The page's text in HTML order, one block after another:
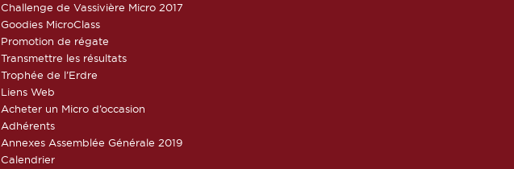
Challenge de Vassivière Micro 2017
Goodies MicroClass
Promotion de régate
Transmettre les résultats
Trophée de l’Erdre
Liens Web
Acheter un Micro d’occasion
Adhérents
Annexes Assemblée Générale 2019
Calendrier